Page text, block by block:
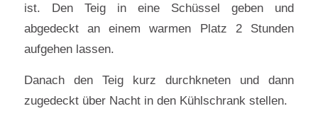
ist. Den Teig in eine Schüssel geben und
abgedeckt an einem warmen Platz 2 Stunden
aufgehen lassen.
Danach den Teig kurz durchkneten und dann
zugedeckt über Nacht in den Kühlschrank stellen.